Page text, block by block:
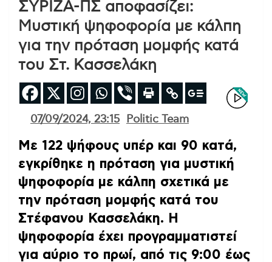
ΣΥΡΙΖΑ-ΠΣ αποφασίζει:
Μυστική ψηφοφορία με κάλπη
για την πρόταση μομφής κατά
του Στ. Κασσελάκη
07/09/2024, 23:15 Politic Team
Με 122 ψήφους υπέρ και 90 κατά,
εγκρίθηκε η πρόταση για μυστική
ψηφοφορία με κάλπη σχετικά με
την πρόταση μομφής κατά του
Στέφανου Κασσελάκη. Η
ψηφοφορία έχει προγραμματιστεί
για αύριο το πρωί, από τις 9:00 έως